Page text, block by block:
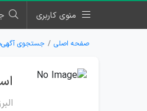
منوی کاربری
صفحه اصلی جستجوی